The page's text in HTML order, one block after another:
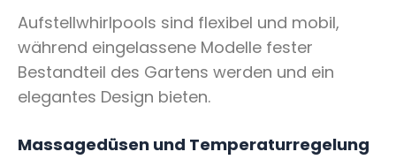
Aufstellwhirlpools sind flexibel und mobil,
während eingelassene Modelle fester
Bestandteil des Gartens werden und ein
elegantes Design bieten.
Massagedüsen und Temperaturregelung